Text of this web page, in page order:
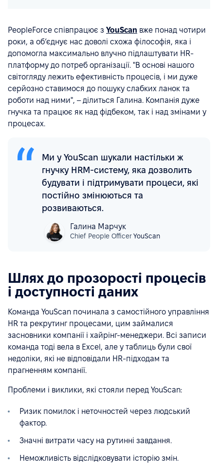
PeopleForce співпрацює з YouScan вже понад чотири
роки, а обʼєднує нас доволі схожа філософія, яка і
допомогла максимально влучно підлаштувати HR-
платформу до потреб організації. "В основі нашого
світогляду лежить ефективність процесів, і ми дуже
серйозно ставимося до пошуку слабких ланок та
роботи над ними", – ділиться Галина. Компанія дуже
гнучка та працює як над фідбеком, так і над змінами у
процесах.
Ми у YouScan шукали настільки ж
гнучку HRM-систему, яка дозволить
будувати і підтримувати процеси, які
постійно змінюються та
розвиваються.
Галина Марчук
Chief People OfficerYouScan
Шлях до прозорості процесів
і доступності даних
Команда YouScan починала з самостійного управління
HR та рекрутинг процесами, цим займалися
засновники компанії і хайрінг-менеджери. Всі записи
команда тоді вела в Excel, але у таблиць були свої
недоліки, які не відповідали HR-підходам та
прагненням компанії.
Проблеми і виклики, які стояли перед YouScan:
Ризик помилок і неточностей через людський
фактор.
Значні витрати часу на рутинні завдання.
Неможливість відслідковувати історію змін.